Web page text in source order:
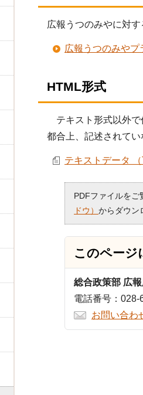
広報うつのみやに対
広報うつのみや
HTML形式
テキスト形式以外で
都合上、記述されてい
テキストデータ （
PDFファイルを
ドウ） からダウン
このページ
総合政策部 広
電話番号：
お問い合わ